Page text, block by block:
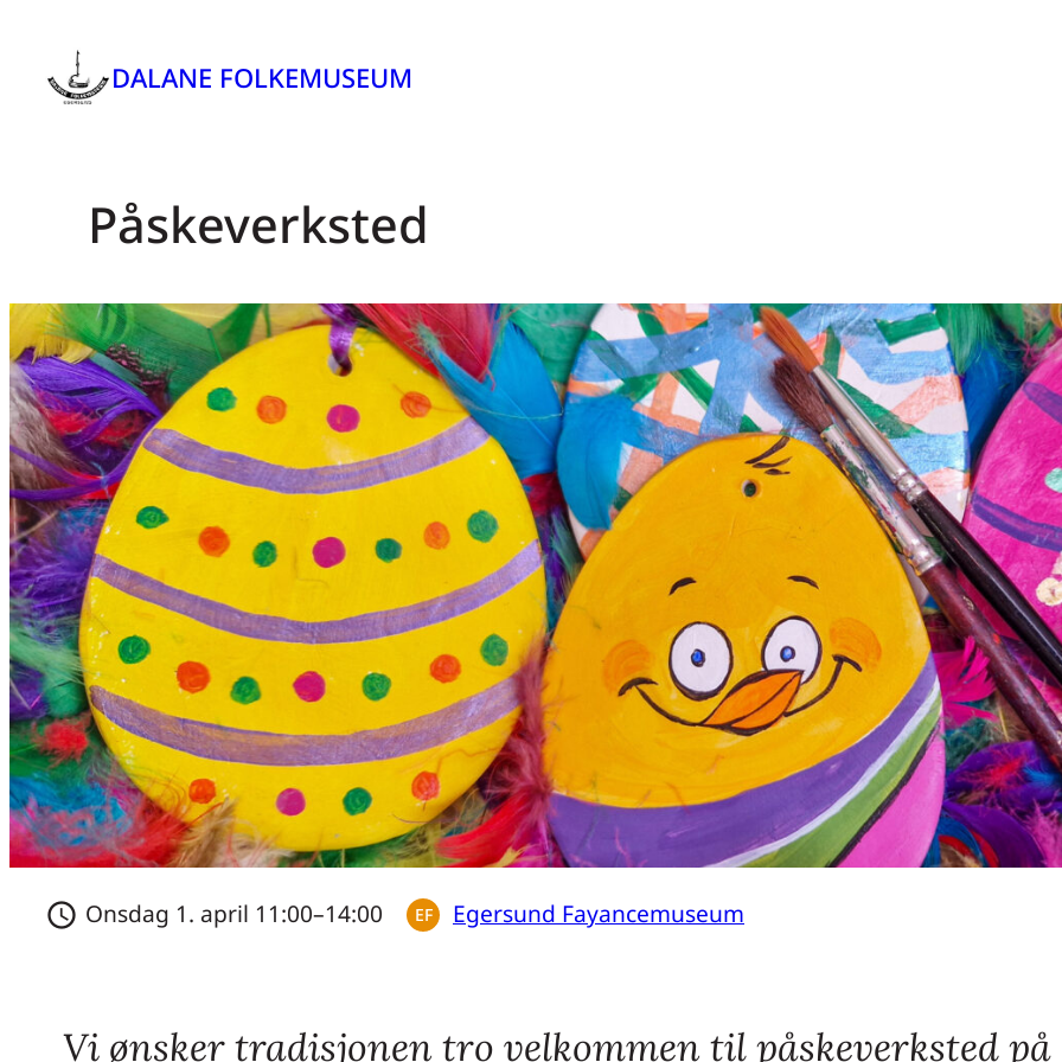
innhold
DALANE FOLKEMUSEUM
Påskeverksted
schedule Onsdag 1. april 11:00–14:00 EF Egersund Fayancemuseum
Vi ønsker tradisjonen tro velkommen til påskeverksted på